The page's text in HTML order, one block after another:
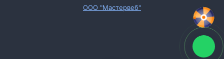
ООО "Мастервеб"